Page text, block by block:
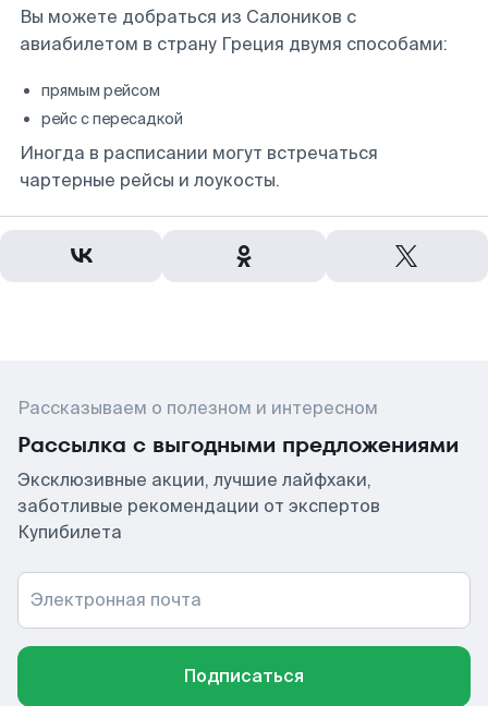
Вы можете добраться из Салоников с
авиабилетом в страну Греция двумя способами:
прямым рейсом
рейс с пересадкой
Иногда в расписании могут встречаться
чартерные рейсы и лоукосты.
Рассказываем о полезном и интересном
Рассылка с выгодными предложениями
Эксклюзивные акции, лучшие лайфхаки,
заботливые рекомендации от экспертов
Купибилета
Электронная почта
Подписаться